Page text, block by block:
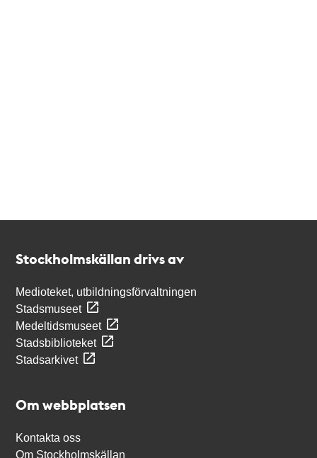
Stockholmskällan drivs av
Medioteket, utbildningsförvaltningen
Stadsmuseet
Medeltidsmuseet
Stadsbiblioteket
Stadsarkivet
Om webbplatsen
Kontakta oss
Om Stockholmskällan